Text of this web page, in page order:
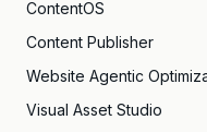
ContentOS
Content Publisher
Website Agentic
Visual Asset Studio